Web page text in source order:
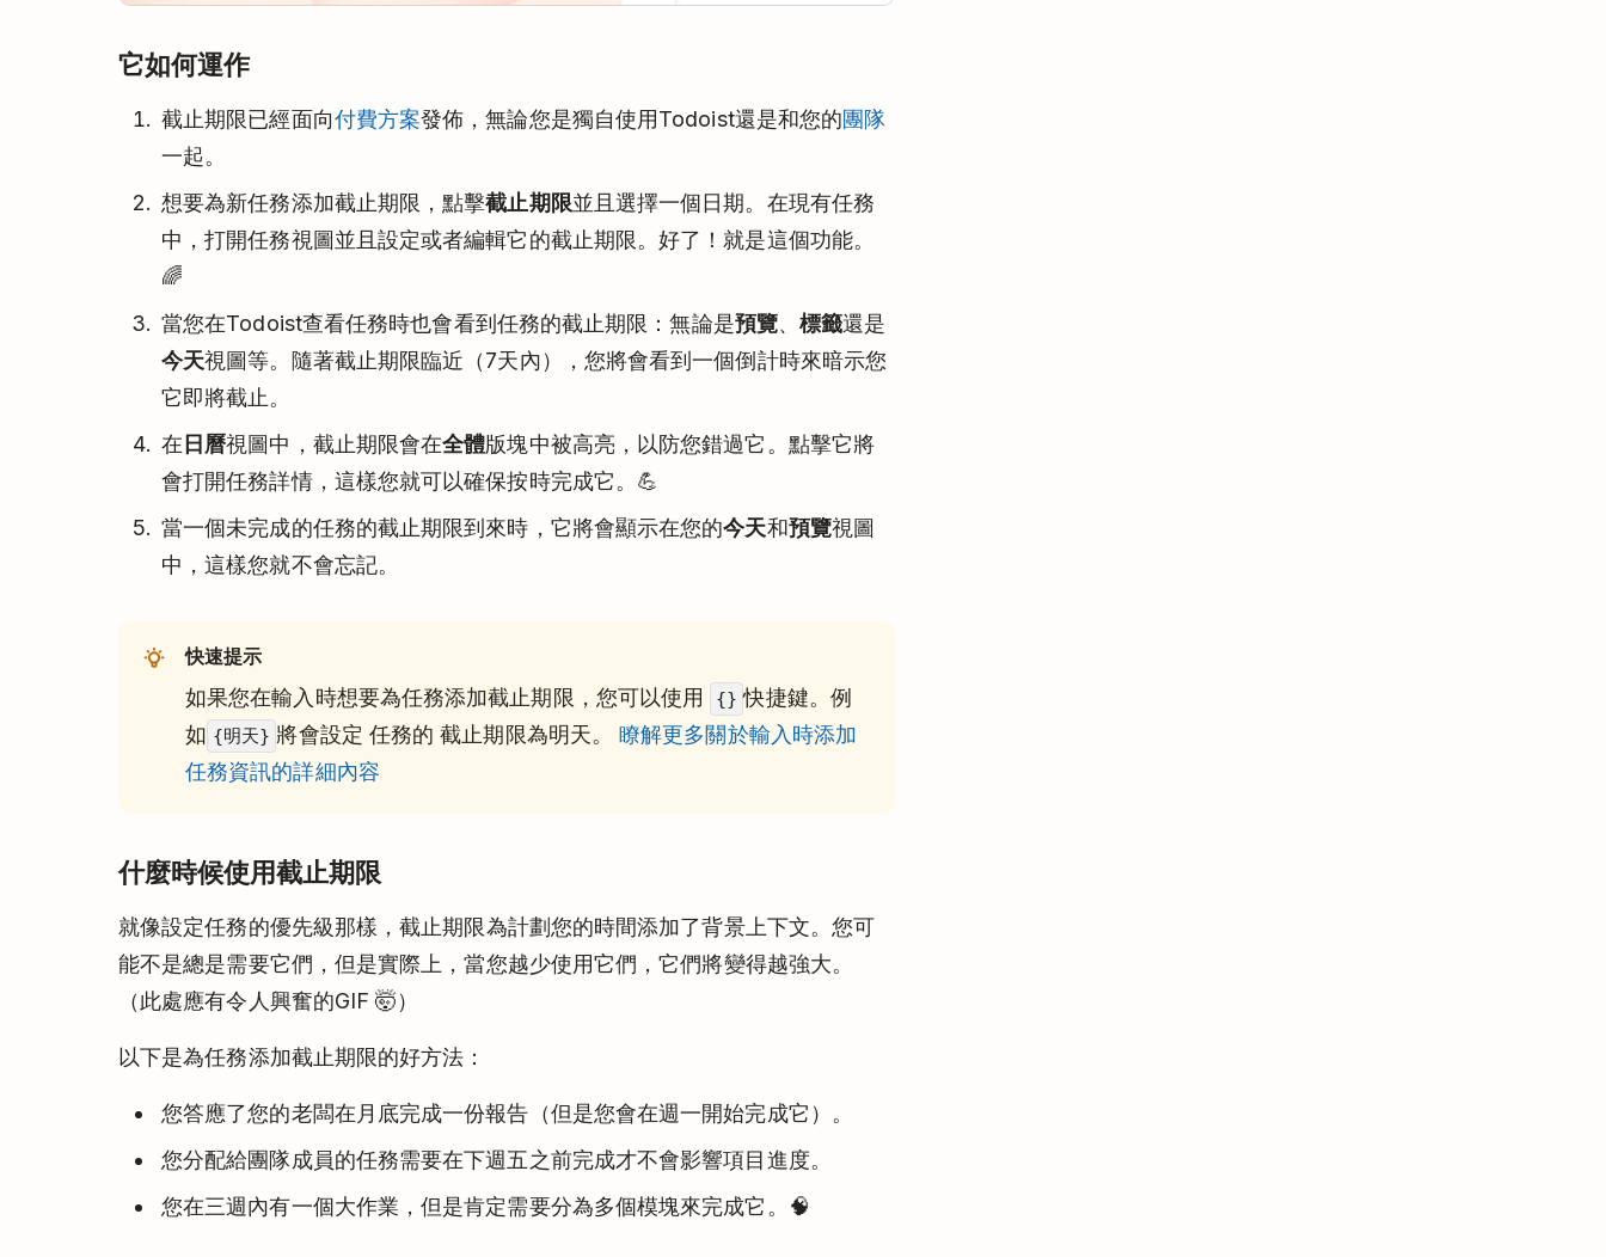
它如何運作
截止期限已經面向付費方案發佈，無論您是獨自使用Todoist還是和您的團隊
一起。
想要為新任務添加截止期限，點擊截止期限並且選擇一個日期。在現有任務
中，打開任務視圖並且設定或者編輯它的截止期限。好了！就是這個功能。
🌈
當您在Todoist查看任務時也會看到任務的截止期限：無論是預覽、 標籤還是
今天視圖等。隨著截止期限臨近（7天內），您將會看到一個倒計時來暗示您
它即將截止。
在日曆視圖中，截止期限會在全體版塊中被高亮，以防您錯過它。點擊它將
會打開任務詳情，這樣您就可以確保按時完成它。💪
當一個未完成的任務的截止期限到來時，它將會顯示在您的今天和預覽視圖
中，這樣您就不會忘記。
快速提示
如果您在輸入時想要為任務添加截止期限，您可以使用 {} 快捷鍵。例
如 {明天} 將會設定 任務的 截止期限為明天。瞭解更多關於輸入時添加
任務資訊的詳細內容
什麼時候使用截止期限
就像設定任務的優先級那樣，截止期限為計劃您的時間添加了背景上下文。您可
能不是總是需要它們，但是實際上，當您越少使用它們，它們將變得越強大。
（此處應有令人興奮的GIF 🤯）
以下是為任務添加截止期限的好方法：
您答應了您的老闆在月底完成一份報告（但是您會在週一開始完成它）。
您分配給團隊成員的任務需要在下週五之前完成才不會影響項目進度。
您在三週內有一個大作業，但是肯定需要分為多個模塊來完成它。🧠